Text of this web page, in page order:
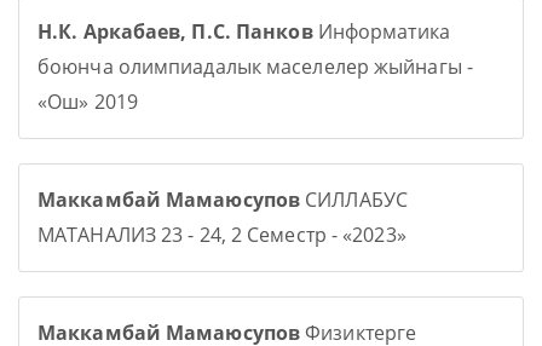
Н.К. Аркабаев, П.С. ПанковИнформатика
боюнча олимпиадалык маселелер жыйнагы -
«Ош» 2019
Маккамбай Мамаюсупов СИЛЛАБУС
МАТАНАЛИЗ 23 - 24, 2 Семестр - «2023»
Маккамбай МамаюсуповФизиктерге